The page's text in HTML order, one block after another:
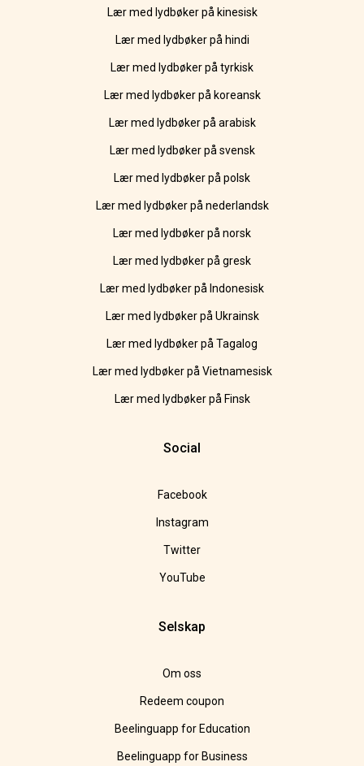
Lær med lydbøker på kinesisk
Lær med lydbøker på hindi
Lær med lydbøker på tyrkisk
Lær med lydbøker på koreansk
Lær med lydbøker på arabisk
Lær med lydbøker på svensk
Lær med lydbøker på polsk
Lær med lydbøker på nederlandsk
Lær med lydbøker på norsk
Lær med lydbøker på gresk
Lær med lydbøker på Indonesisk
Lær med lydbøker på Ukrainsk
Lær med lydbøker på Tagalog
Lær med lydbøker på Vietnamesisk
Lær med lydbøker på Finsk
Social
Facebook
Instagram
Twitter
YouTube
Selskap
Om oss
Redeem coupon
Beelinguapp for Education
Beelinguapp for Business